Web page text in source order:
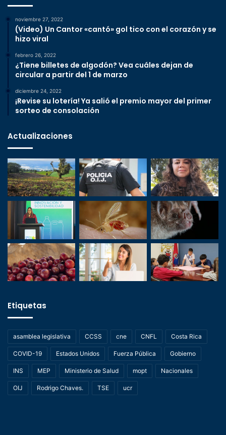
noviembre 27, 2022
(Video) Un Cantor «cantó» gol tico con el corazón y se
hizo viral
febrero 26, 2022
¿Tiene billetes de algodón? Vea cuáles dejan de
circular a partir del 1 de marzo
diciembre 24, 2022
¡Revise su lotería! Ya salió el premio mayor del primer
sorteo de consolación
Actualizaciones
Etiquetas
asamblea legislativa CCSS cne CNFL Costa Rica
COVID-19 Estados Unidos Fuerza Pública Gobierno
INS MEP Ministerio de Salud mopt Nacionales
OIJ Rodrigo Chaves. TSE ucr